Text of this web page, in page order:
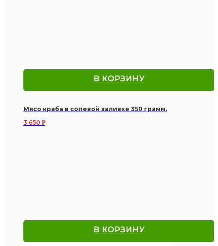
В КОРЗИНУ
Мясо краба в солевой заливке 350 грамм.
3 650 Р
В КОРЗИНУ